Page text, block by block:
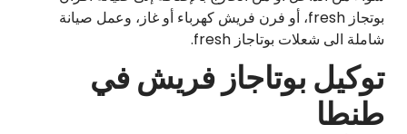
بوتجاز fresh، أو فرن فريش كهرباء أو غاز، وعمل صيانة
شاملة الى شعلات بوتاجاز fresh.
توكيل بوتاجاز فريش في
طنطا